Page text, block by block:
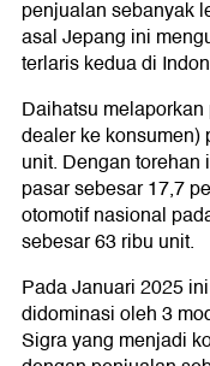
penjualan sebanyak
asal Jepang ini
terlaris kedua di
Daihatsu
dealer ke konsumen)
unit. Dengan
pasar sebesar 17,7
otomotif nasional
sebesar 63 ribu unit.
Pada Januari 2025
didominasi oleh 3
Sigra yang menjadi